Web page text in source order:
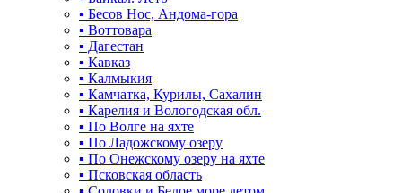
▪ Бесов Нос, Андома-гора
▪ Воттовара
▪ Дагестан
▪ Кавказ
▪ Калмыкия
▪ Камчатка, Курилы, Сахалин
▪ Карелия и Вологодская обл.
▪ По Волге на яхте
▪ По Ладожскому озеру
▪ По Онежскому озеру на яхте
▪ Псковская область